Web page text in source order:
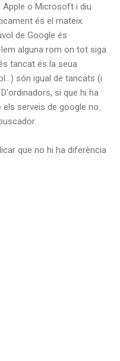
Apple o Microsoft i diu
és el mateix.
de Google és
alguna rom on tot siga
tancat és la seua
són igual de tancats (i
si que hi ha
serveis de google no.
que no hi ha diferència